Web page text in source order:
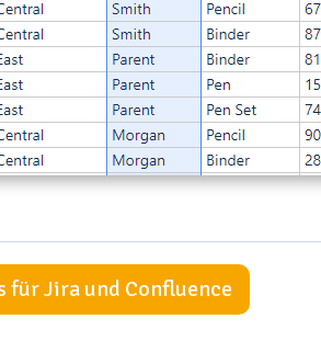
für Jira und Confluence